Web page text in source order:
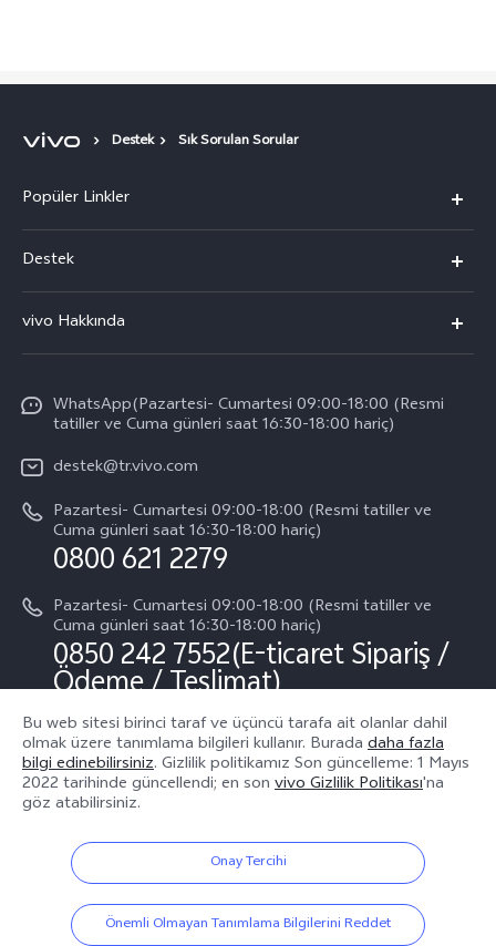
Destek Sık Sorulan Sorular
Popüler Linkler
vivo X300
vivo V60 5G
vivo X200 FE
Tüm Modeller
Destek
Yetkili Servis Noktalarımız
IMEI kimlik doğrulaması
Yedek Parçaların Fiyatı
Sistem Güncellemesi
Başlangıç ve Kullanım ​​Kılavuzu
Garanti Politikamız
Müşteri Hizmetleri Gizlilik Beyanı
vivo Hakkında
vivo'da Kariyer
Basın
Yasal Bildirimler
Hakkımızda
Sürdürülebilirlik
vivo Gizlilik Merkezi
WhatsApp(Pazartesi- Cumartesi 09:00-18:00 (Resmi
tatiller ve Cuma günleri saat 16:30-18:00 hariç)
destek@tr.vivo.com
Pazartesi- Cumartesi 09:00-18:00 (Resmi tatiller ve
Cuma günleri saat 16:30-18:00 hariç)
0800 621 2279
Pazartesi- Cumartesi 09:00-18:00 (Resmi tatiller ve
Cuma günleri saat 16:30-18:00 hariç)
0850 242 7552(E-ticaret Sipariş /
Ödeme / Teslimat)
Bizin takip edin
Türkiye | Ülke/bölge seçin
Bu web sitesi birinci taraf ve üçüncü tarafa ait olanlar dahil
olmak üzere tanımlama bilgileri kullanır. Burada daha fazla
bilgi edinebilirsiniz. Gizlilik politikamız Son güncelleme: 1 Mayıs
2022 tarihinde güncellendi; en son vivo Gizlilik Politikası'na
göz atabilirsiniz.
Onay Tercihi
Önemli Olmayan Tanımlama Bilgilerini Reddet